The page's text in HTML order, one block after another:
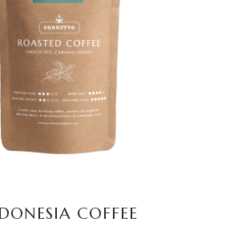
AÑADIR AL CARRITO
COFFEE